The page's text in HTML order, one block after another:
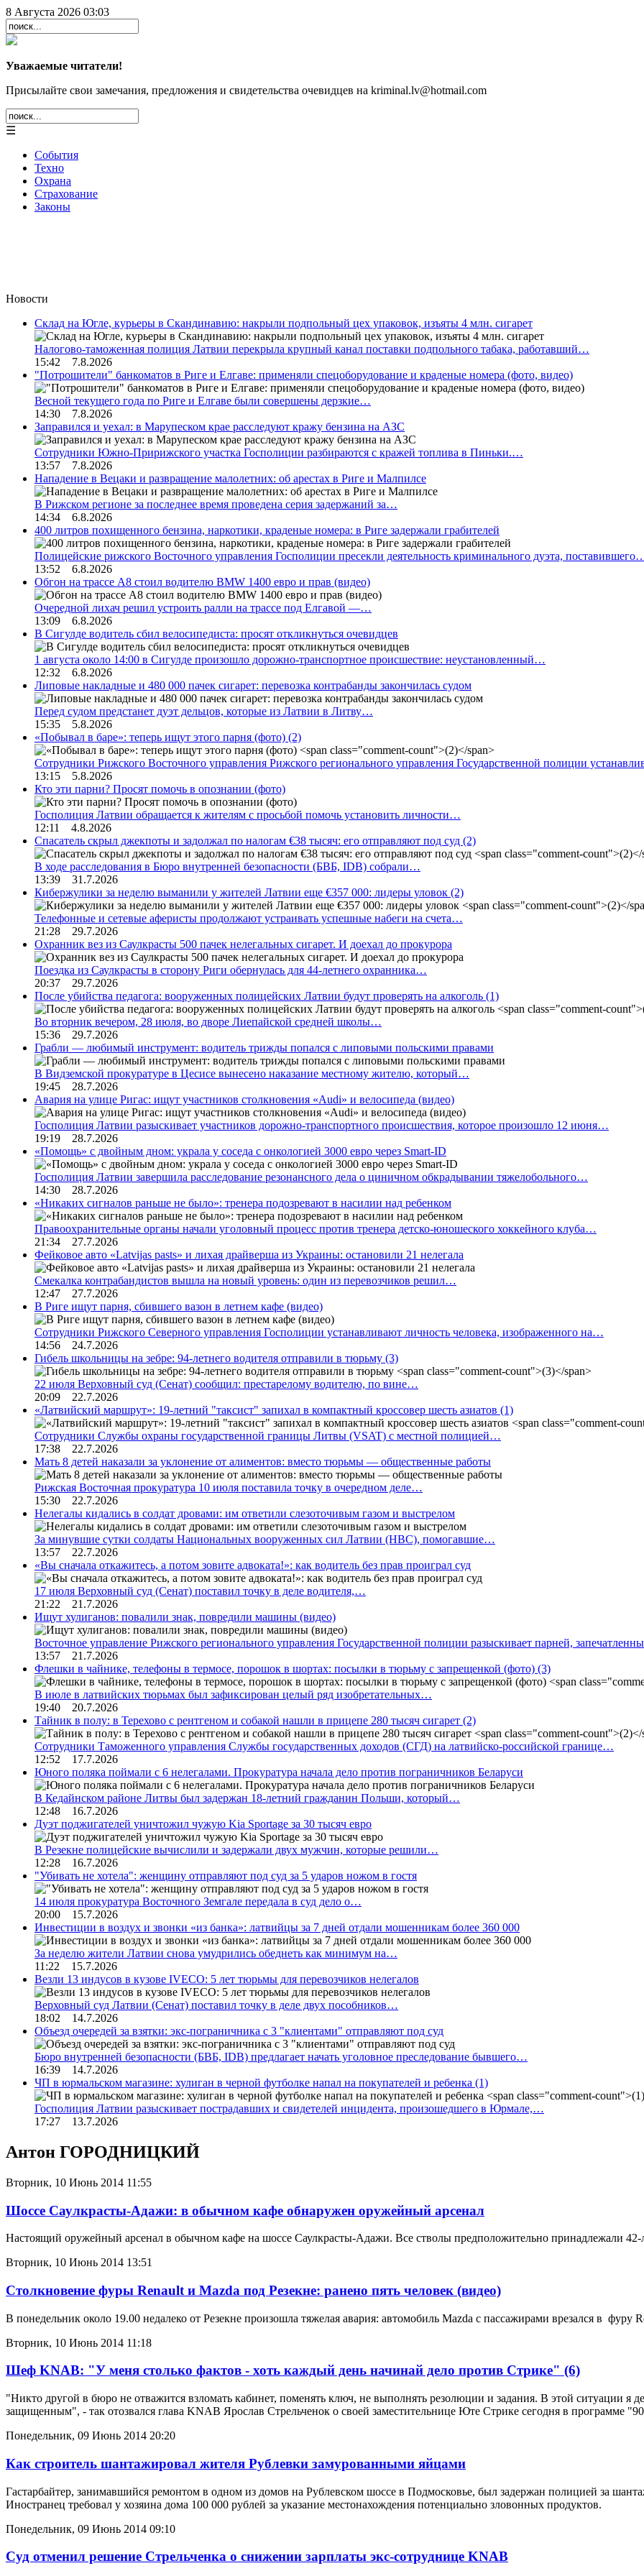
8 Августа 2026 03:03
Уважаемые читатели!
Присылайте свои замечания, предложения и свидетельства очевидцев на kriminal.lv@hotmail.com
☰
События
Техно
Охрана
Страхование
Законы
Новости
Склад на Югле, курьеры в Скандинавию: накрыли подпольный цех упаковок, изъяты 4 млн. сигарет
Налогово-таможенная полиция Латвии перекрыла крупный канал поставки подпольного табака, работавший…
15:42 7.8.2026
"Потрошители" банкоматов в Риге и Елгаве: применяли спецоборудование и краденые номера (фото, видео)
Весной текущего года по Риге и Елгаве были совершены дерзкие…
14:30 7.8.2026
Заправился и уехал: в Марупеском крае расследуют кражу бензина на АЗС
Сотрудники Южно-Пририжского участка Госполиции разбираются с кражей топлива в Пиньки.…
13:57 7.8.2026
Нападение в Вецаки и развращение малолетних: об арестах в Риге и Малпилсе
В Рижском регионе за последнее время проведена серия задержаний за…
14:34 6.8.2026
400 литров похищенного бензина, наркотики, краденые номера: в Риге задержали грабителей
Полицейские рижского Восточного управления Госполиции пресекли деятельность криминального дуэта,
13:52 6.8.2026
Обгон на трассе А8 стоил водителю BMW 1400 евро и прав (видео)
Очередной лихач решил устроить ралли на трассе под Елгавой —…
13:09 6.8.2026
В Сигулде водитель сбил велосипедиста: просят откликнуться очевидцев
1 августа около 14:00 в Сигулде произошло дорожно-транспортное происшествие: неустановленный…
12:32 6.8.2026
Липовые накладные и 480 000 пачек сигарет: перевозка контрабанды закончилась судом
Перед судом предстанет дуэт дельцов, которые из Латвии в Литву…
15:35 5.8.2026
«Побывал в баре»: теперь ищут этого парня (фото) (2)
Сотрудники Рижского Восточного управления Рижского регионального управления Государственной полиции
13:15 5.8.2026
Кто эти парни? Просят помочь в опознании (фото)
Госполиция Латвии обращается к жителям с просьбой помочь установить личности…
12:11 4.8.2026
Спасатель скрыл джекпоты и задолжал по налогам €38 тысяч: его отправляют под суд (2)
В ходе расследования в Бюро внутренней безопасности (БВБ, IDB) собрали…
13:39 31.7.2026
Кибержулики за неделю выманили у жителей Латвии еще €357 000: лидеры уловок (2)
Телефонные и сетевые аферисты продолжают устраивать успешные набеги на счета…
21:28 29.7.2026
Охранник вез из Саулкрасты 500 пачек нелегальных сигарет. И доехал до прокурора
Поездка из Саулкрасты в сторону Риги обернулась для 44-летнего охранника…
20:37 29.7.2026
После убийства педагога: вооруженных полицейских Латвии будут проверять на алкоголь (1)
Во вторник вечером, 28 июля, во дворе Лиепайской средней школы…
15:36 29.7.2026
Грабли — любимый инструмент: водитель трижды попался с липовыми польскими правами
В Видземской прокуратуре в Цесисе вынесено наказание местному жителю, который…
19:45 28.7.2026
Авария на улице Ригас: ищут участников столкновения «Audi» и велосипеда (видео)
Госполиция Латвии разыскивает участников дорожно-транспортного происшествия, которое произошло 12 июня…
19:19 28.7.2026
«Помощь» с двойным дном: украла у соседа с онкологией 3000 евро через Smart-ID
Госполиция Латвии завершила расследование резонансного дела о циничном обкрадывании тяжелобольного…
14:30 28.7.2026
«Никаких сигналов раньше не было»: тренера подозревают в насилии над ребенком
Правоохранительные органы начали уголовный процесс против тренера детско-юношеского хоккейного клуба…
21:34 27.7.2026
Фейковое авто «Latvijas pasts» и лихая драйверша из Украины: остановили 21 нелегала
Смекалка контрабандистов вышла на новый уровень: один из перевозчиков решил…
12:47 27.7.2026
В Риге ищут парня, сбившего вазон в летнем кафе (видео)
Сотрудники Рижского Северного управления Госполиции устанавливают личность человека, изображенного на…
14:56 24.7.2026
Гибель школьницы на зебре: 94-летнего водителя отправили в тюрьму (3)
22 июля Верховный суд (Сенат) сообщил: престарелому водителю, по вине…
20:09 22.7.2026
«Латвийский маршрут»: 19-летний "таксист" запихал в компактный кроссовер шесть азиатов (1)
Сотрудники Службы охраны государственной границы Литвы (VSAT) с местной полицией…
17:38 22.7.2026
Мать 8 детей наказали за уклонение от алиментов: вместо тюрьмы — общественные работы
Рижская Восточная прокуратура 10 июля поставила точку в очередном деле…
15:30 22.7.2026
Нелегалы кидались в солдат дровами: им ответили слезоточивым газом и выстрелом
За минувшие сутки солдаты Национальных вооруженных сил Латвии (НВС), помогавшие…
13:57 22.7.2026
«Вы сначала откажитесь, а потом зовите адвоката!»: как водитель без прав проиграл суд
17 июля Верховный суд (Сенат) поставил точку в деле водителя,…
21:22 21.7.2026
Ищут хулиганов: повалили знак, повредили машины (видео)
Восточное управление Рижского регионального управления Государственной полиции разыскивает парней,
13:57 21.7.2026
Флешки в чайнике, телефоны в термосе, порошок в шортах: посылки в тюрьму с запрещенкой (фото) (3)
В июле в латвийских тюрьмах был зафиксирован целый ряд изобретательных…
19:40 20.7.2026
Тайник в полу: в Терехово с рентгеном и собакой нашли в прицепе 280 тысяч сигарет (2)
Сотрудники Таможенного управления Службы государственных доходов (СГД) на латвийско-российской границе…
12:52 17.7.2026
Юного поляка поймали с 6 нелегалами. Прокуратура начала дело против пограничников Беларуси
В Кедайнском районе Литвы был задержан 18-летний гражданин Польши, который…
12:48 16.7.2026
Дуэт поджигателей уничтожил чужую Kia Sportage за 30 тысяч евро
В Резекне полицейские вычислили и задержали двух мужчин, которые решили…
12:28 16.7.2026
"Убивать не хотела": женщину отправляют под суд за 5 ударов ножом в гостя
14 июля прокуратура Восточного Земгале передала в суд дело о…
20:00 15.7.2026
Инвестиции в воздух и звонки «из банка»: латвийцы за 7 дней отдали мошенникам более 360 000
За неделю жители Латвии снова умудрились обеднеть как минимум на…
11:22 15.7.2026
Везли 13 индусов в кузове IVECO: 5 лет тюрьмы для перевозчиков нелегалов
Верховный суд Латвии (Сенат) поставил точку в деле двух пособников…
18:02 14.7.2026
Объезд очередей за взятки: экс-пограничника с 3 "клиентами" отправляют под суд
Бюро внутренней безопасности (БВБ, IDB) предлагает начать уголовное преследование бывшего…
16:39 14.7.2026
ЧП в юрмальском магазине: хулиган в черной футболке напал на покупателей и ребенка (1)
Госполиция Латвии разыскивает пострадавших и свидетелей инцидента, произошедшего в Юрмале,…
17:27 13.7.2026
Антон ГОРОДНИЦКИЙ
Вторник, 10 Июнь 2014 11:55
Шоссе Саулкрасты-Адажи: в обычном кафе обнаружен оружейный арсенал
Настоящий оружейный арсенал в обычном кафе на шоссе Саулкрасты-Адажи. Все стволы предположительно принадлежали 42-
Вторник, 10 Июнь 2014 13:51
Столкновение фуры Renault и Mazda под Резекне: ранено пять человек (видео)
В понедельник около 19.00 недалеко от Резекне произошла тяжелая авария: автомобиль Mazda с пассажирами врезался в фуру
Вторник, 10 Июнь 2014 11:18
Шеф KNAB: "У меня столько фактов - хоть каждый день начинай дело против Стрике" (6)
"Никто другой в бюро не отважится взломать кабинет, поменять ключ, не выполнять резолюции и задания. В этой ситуации я
защищенным", - так отозвался глава KNAB Ярослав Стрельченок о своей заместительнице Юте Стрике сегодня в программе
Понедельник, 09 Июнь 2014 20:20
Как строитель шантажировал жителя Рублевки замурованными яйцами
Гастарбайтер, занимавшийся ремонтом в одном из домов на Рублевском шоссе в Подмосковье, был задержан полицией за
Иностранец требовал у хозяина дома 100 000 рублей за указание местонахождения потенциально зловонных продуктов.
Понедельник, 09 Июнь 2014 09:10
Суд отменил решение Стрельченка о снижении зарплаты экс-сотруднице KNAB